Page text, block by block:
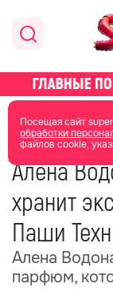
Посещая сайт
обработки
файлов cookie,
главная
07 февраля
Алена
хранит
Паши
Алена
парфюм,